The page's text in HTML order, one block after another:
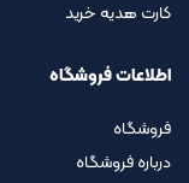
کارت هدیه خرید
اطلاعات فروشگاه
فروشگاه
درباره فروشگاه